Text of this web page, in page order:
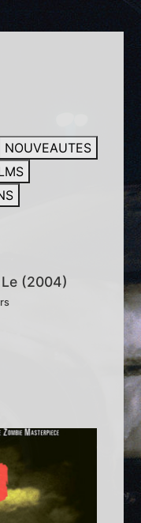
NOUVEAUTES
(2004)